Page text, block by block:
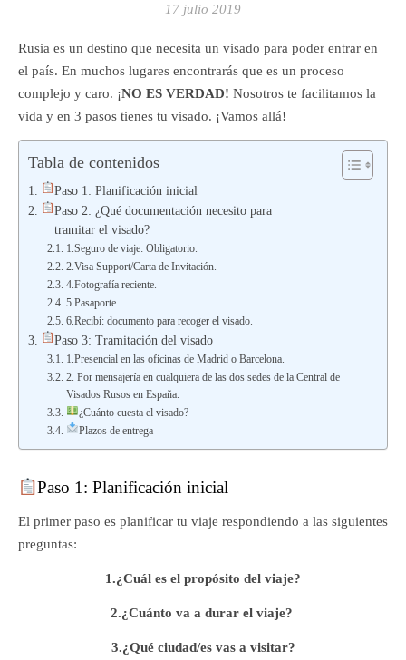
17 julio 2019
Rusia es un destino que necesita un visado para poder entrar en
el país. En muchos lugares encontrarás que es un proceso
complejo y caro. ¡NO ES VERDAD! Nosotros te facilitamos la
vida y en 3 pasos tienes tu visado. ¡Vamos allá!
Tabla de contenidos
Paso 1: Planificación inicial
Paso 2: ¿Qué documentación necesito para
tramitar el visado?
1.Seguro de viaje: Obligatorio.
2.Visa Support/Carta de Invitación.
4.Fotografía reciente.
5.Pasaporte.
6.Recibí: documento para recoger el visado.
Paso 3: Tramitación del visado
1.Presencial en las oficinas de Madrid o Barcelona.
2. Por mensajería en cualquiera de las dos sedes de la Central de
Visados Rusos en España.
¿Cuánto cuesta el visado?
Plazos de entrega
Paso 1: Planificación inicial
El primer paso es planificar tu viaje respondiendo a las siguientes
preguntas:
1.¿Cuál es el propósito del viaje?
2.¿Cuánto va a durarel viaje?
3.¿Qué ciudad/es vas a visitar?